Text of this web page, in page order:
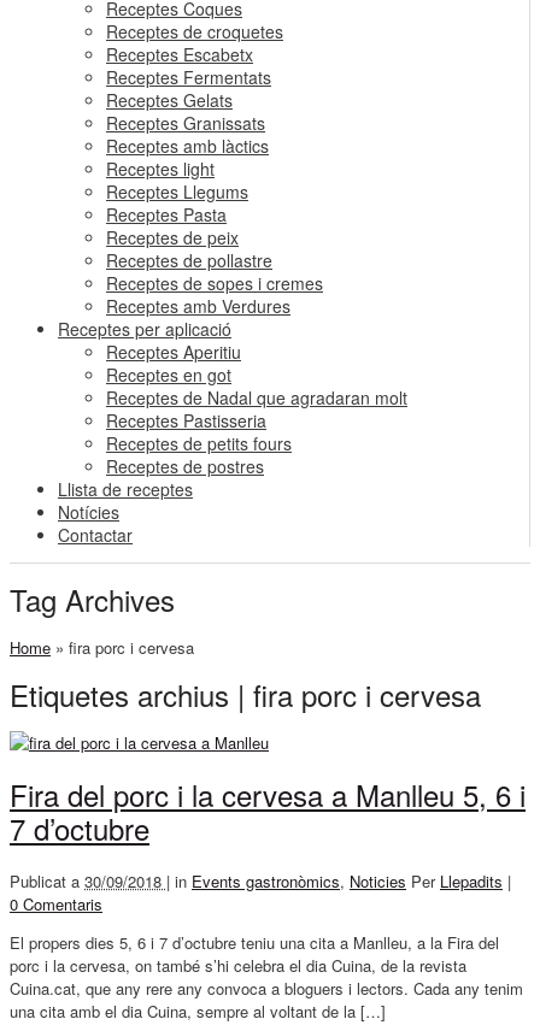
Receptes Coques
Receptes de croquetes
Receptes Escabetx
Receptes Fermentats
Receptes Gelats
Receptes Granissats
Receptes amb làctics
Receptes light
Receptes Llegums
Receptes Pasta
Receptes de peix
Receptes de pollastre
Receptes de sopes i cremes
Receptes amb Verdures
Receptes per aplicació
Receptes Aperitiu
Receptes en got
Receptes de Nadal que agradaran molt
Receptes Pastisseria
Receptes de petits fours
Receptes de postres
Llista de receptes
Notícies
Contactar
Tag Archives
Home » fira porc i cervesa
Etiquetes archius | fira porc i cervesa
Fira del porc i la cervesa a Manlleu 5, 6 i
7 d’octubre
Publicat a 30/09/2018 | in Events gastronòmics, Noticies Per Llepadits |
0 Comentaris
El propers dies 5, 6 i 7 d’octubre teniu una cita a Manlleu, a la Fira del
porc i la cervesa, on també s’hi celebra el dia Cuina, de la revista
Cuina.cat, que any rere any convoca a bloguers i lectors. Cada any tenim
una cita amb el dia Cuina, sempre al voltant de la […]